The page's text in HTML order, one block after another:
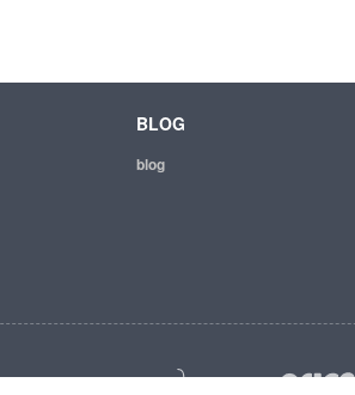
BLOG
blog